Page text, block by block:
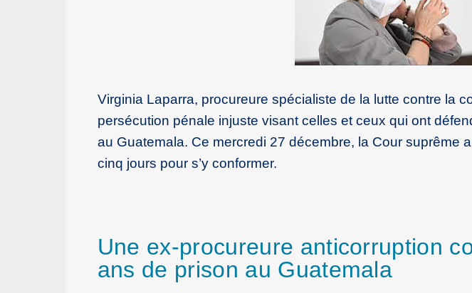
Virginia Laparra, procureure spécialiste de la lutte contre la
persécution pénale injuste visant celles et ceux qui ont
au Guatemala. Ce mercredi 27 décembre, la Cour suprême
cinq jours pour s’y conformer.
Une ex-procureure anticorruption
ans de prison au Guatemala